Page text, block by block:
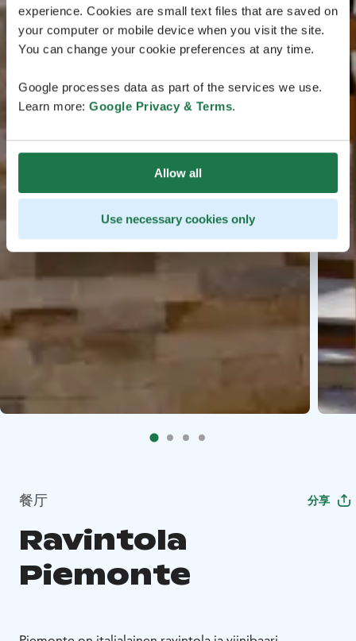
experience. Cookies are small text files that are saved on
your computer or mobile device when you visit the site.
You can change your cookie preferences at any time.
Google processes data as part of the services we use.
Learn more: Google Privacy & Terms.
Allow all
Use necessary cookies only
餐厅 分享
Ravintola
Piemonte